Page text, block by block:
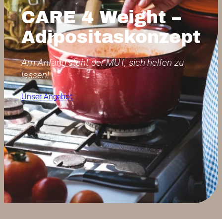
CARE 4 Weight –
Adipositaskonzept
Am Anfang steht der MUT, sich helfen zu
lassen!
Unser Angebot